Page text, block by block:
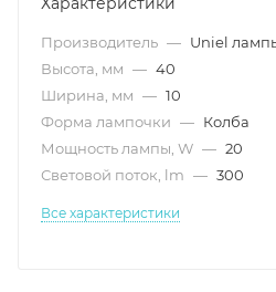
Производитель — Uniel
Высота, мм — 40
Ширина, мм — 10
Форма лампочки — Колба
Мощность лампы, W — 20
Световой поток, lm — 300
Все характеристики